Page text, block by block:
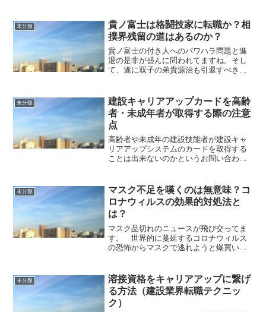
未分類
貴ノ富士は格闘技家に転職か？相
撲界残留の道はあるのか？
貴ノ富士の付き人へのパワハラ問題と進
退の是非が盛んに問われてますね。そし
て、遂に双子の弟貴源治も引退すべきだ
たかよ！もう弁解の余地はないよ！と言
う辛口の意見も当然ながら...
未分類
建設キャリアアップカードを高齢
者・未成年者が取得する際の注意
点
高齢者や未成年の建設技能者が建設キャ
リアアップシステムのカードを取得する
ことは出来ないのかというお問い合わせ
孫さんが一緒にカード申請をしたいとい
うお問い合わせを受け...
未分類
マスク不足を嘆くのは無意味？コ
ロナウィルスの効果的対処法と
は？
マスク品切れのニュースが飛び交ってま
す。 世界的に蔓延するコロナウィルス
の恐怖からマスクで逃れようと爆買いが
てインタビューで店員さんが嘆いている
様子を流してますね。感染...
未分類
溶接資格をキャリアアップに繋げ
る方法（建設業界転職テクニッ
ク）